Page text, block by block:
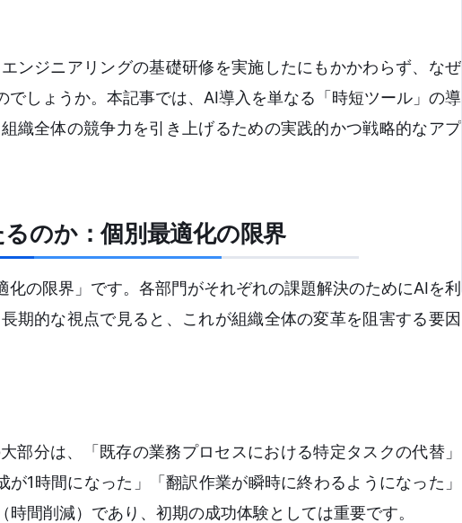
ンジニアリングの基礎研修を実施したにもかかわらず、なぜ
しょうか。本記事では、AI導入を単なる「時短ツール」の導
織全体の競争力を引き上げるための実践的かつ戦略的なアプ
のか：個別最適化の限界
の限界」です。各部門がそれぞれの課題解決のためにAIを利
期的な視点で見ると、これが組織全体の変革を阻害する要因
分は、「既存の業務プロセスにおける特定タスクの代替」
1時間になった」「翻訳作業が瞬時に終わるようになった」
間削減）であり、初期の成功体験としては重要です。